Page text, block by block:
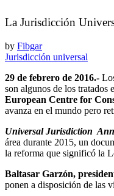
La Jurisdicción
by Fibgar
Jurisdicción universal
29 de febrero de 2016.-
son algunos de los tratados
European Centre for
avanza en el mundo pero
Universal Jurisdiction
área durante 2015, un
la reforma que significó la
Baltasar Garzón,
ponen a disposición de las